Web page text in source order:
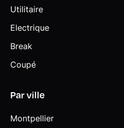
Appel Hotline
Services connectés "BMW
uniquement), Carte en
CarPlay - Android Auto -
Sport) - Fonctions "Ma BMW
Shadow Line M brillant
Utilitaire
Electrique
Break
Coupé
Par ville
Montpellier